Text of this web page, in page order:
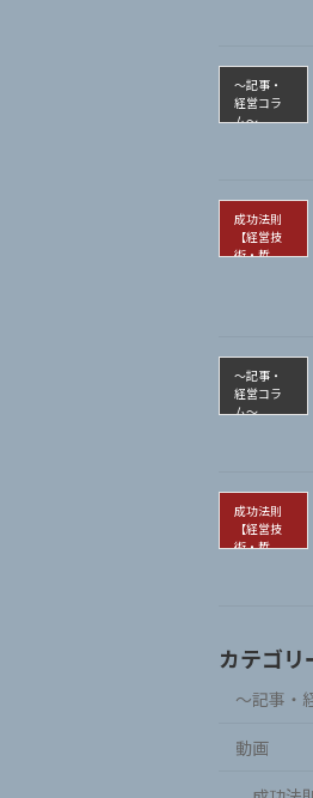
～記事・
経営コラ
ム～
成功法則
【経営技
術・哲
～記事・
経営コラ
ム～
成功法則
【経営技
術・哲
カテゴリ
～記事・
動画